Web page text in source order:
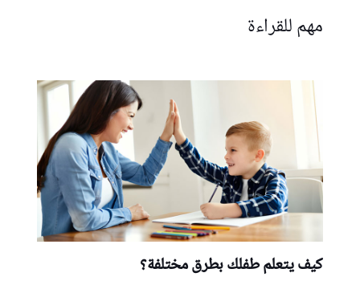
مهم للقراءة
كيف يتعلم طفلك بطرق مختلفة؟